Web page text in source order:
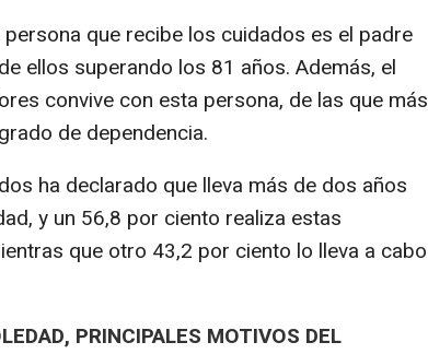
que recibe los cuidados es el padre
ellos superando los 81 años. Además, el
convive con esta persona, de las que más
de dependencia.
ha declarado que lleva más de dos años
y un 56,8 por ciento realiza estas
que otro 43,2 por ciento lo lleva a cabo
PRINCIPALES MOTIVOS DEL